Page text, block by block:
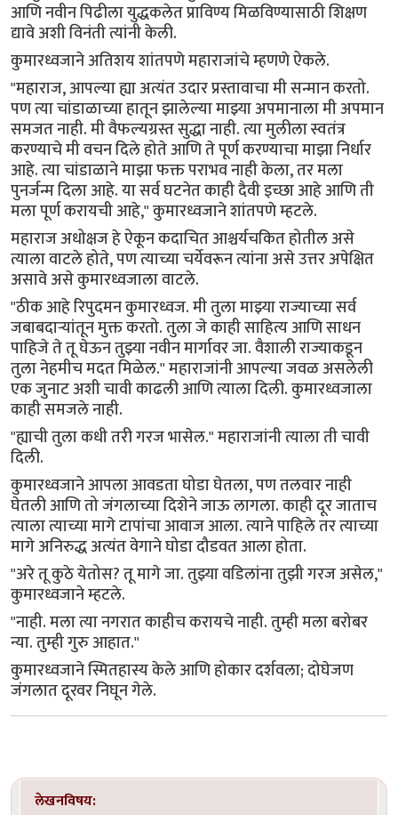
आणि नवीन पिढीला युद्धकलेत प्राविण्य मिळविण्यासाठी शिक्षण
द्यावे अशी विनंती त्यांनी केली.
कुमारध्वजाने अतिशय शांतपणे महाराजांचे म्हणणे ऐकले.
"महाराज, आपल्या ह्या अत्यंत उदार प्रस्तावाचा मी सन्मान करतो.
पण त्या चांडाळाच्या हातून झालेल्या माझ्या अपमानाला मी अपमान
समजत नाही. मी वैफल्यग्रस्त सुद्धा नाही. त्या मुलीला स्वतंत्र
करण्याचे मी वचन दिले होते आणि ते पूर्ण करण्याचा माझा निर्धार
आहे. त्या चांडाळाने माझा फक्त पराभव नाही केला, तर मला
पुनर्जन्म दिला आहे. या सर्व घटनेत काही दैवी इच्छा आहे आणि ती
मला पूर्ण करायची आहे," कुमारध्वजाने शांतपणे म्हटले.
महाराज अधोक्षज हे ऐकून कदाचित आश्चर्यचकित होतील असे
त्याला वाटले होते, पण त्याच्या चर्येवरून त्यांना असे उत्तर अपेक्षित
असावे असे कुमारध्वजाला वाटले.
"ठीक आहे रिपुदमन कुमारध्वज. मी तुला माझ्या राज्याच्या सर्व
जबाबदाऱ्यांतून मुक्त करतो. तुला जे काही साहित्य आणि साधन
पाहिजे ते तू घेऊन तुझ्या नवीन मार्गावर जा. वैशाली राज्याकडून
तुला नेहमीच मदत मिळेल." महाराजांनी आपल्या जवळ असलेली
एक जुनाट अशी चावी काढली आणि त्याला दिली. कुमारध्वजाला
काही समजले नाही.
"ह्याची तुला कधी तरी गरज भासेल." महाराजांनी त्याला ती चावी
दिली.
कुमारध्वजाने आपला आवडता घोडा घेतला, पण तलवार नाही
घेतली आणि तो जंगलाच्या दिशेने जाऊ लागला. काही दूर जाताच
त्याला त्याच्या मागे टापांचा आवाज आला. त्याने पाहिले तर त्याच्या
मागे अनिरुद्ध अत्यंत वेगाने घोडा दौडवत आला होता.
"अरे तू कुठे येतोस? तू मागे जा. तुझ्या वडिलांना तुझी गरज असेल,"
कुमारध्वजाने म्हटले.
"नाही. मला त्या नगरात काहीच करायचे नाही. तुम्ही मला बरोबर
न्या. तुम्ही गुरु आहात."
कुमारध्वजाने स्मितहास्य केले आणि होकार दर्शवला; दोघेजण
जंगलात दूरवर निघून गेले.
लेखनविषय: